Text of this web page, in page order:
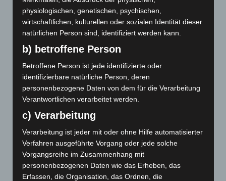
August 2019
Juli 2019
Juni 2019
Mai 2019
Februar 2019
Oktober 2018
Juli 2018
physiologischen, genetischen, psychischen,
wirtschaftlichen, kulturellen oder sozialen Identität dieser
natürlichen Person sind, identifiziert werden kann.
b) betroffene Person
Betroffene Person ist jede identifizierte oder
identifizierbare natürliche Person, deren
personenbezogene Daten von dem für die Verarbeitung
Verantwortlichen verarbeitet werden.
c) Verarbeitung
Verarbeitung ist jeder mit oder ohne Hilfe automatisierter
Verfahren ausgeführte Vorgang oder jede solche
Vorgangsreihe im Zusammenhang mit
personenbezogenen Daten wie das Erheben, das
Erfassen, die Organisation, das Ordnen, die